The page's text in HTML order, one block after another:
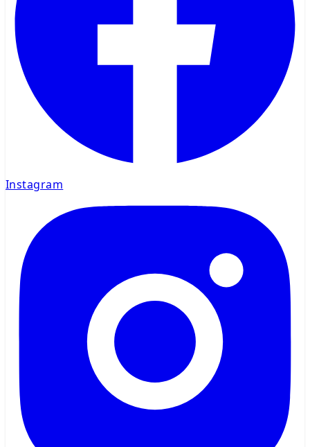
Instagram